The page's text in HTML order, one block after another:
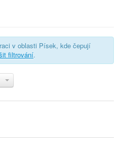
v oblasti Písek, kde čepují
filtrování.